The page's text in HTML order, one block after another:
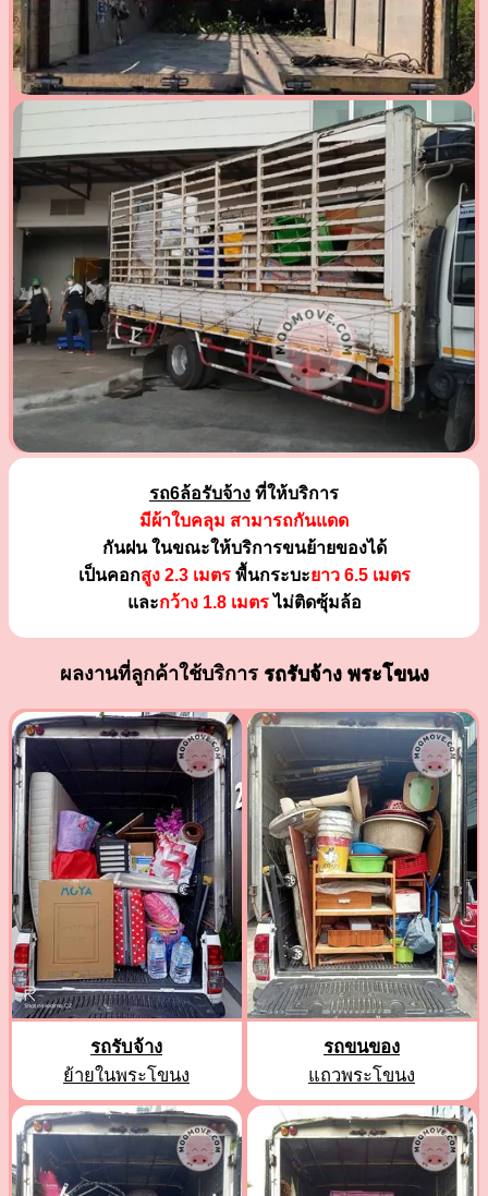
รถ6ล้อรับจ้าง ที่ให้บริการ
มีผ้าใบคลุม สามารถกันแดด
กันฝน ในขณะให้บริการขนย้ายของได้
เป็นคอกสูง 2.3 เมตรพื้นกระบะยาว 6.5 เมตร
และกว้าง 1.8 เมตรไม่ติดซุ้มล้อ
ผลงานที่ลูกค้าใช้บริการ รถรับจ้าง พระโขนง
รถรับจ้าง
ย้ายในพระโขนง
รถขนของ
แถวพระโขนง